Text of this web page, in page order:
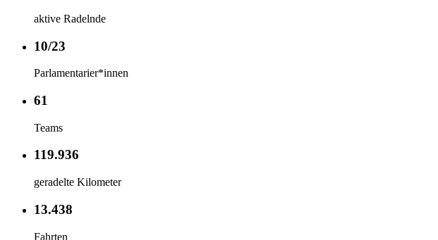
aktive Radelnde
10/23
Parlamentarier*innen
61
Teams
119.936
geradelte Kilometer
13.438
Fahrten